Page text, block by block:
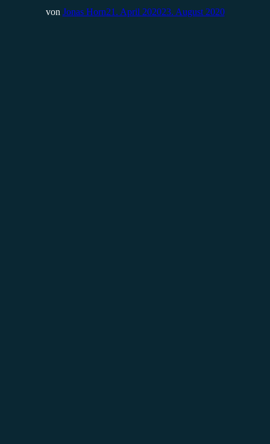
von Jonas Horn21. April 202023. August 2020